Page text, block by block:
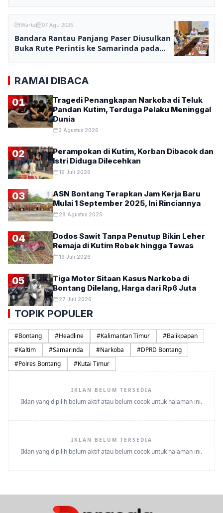
Warta 07 Agu 2026
Bandara Rantau Panjang Paser Diusulkan
Buka Rute Perintis ke Samarinda pada
RAMAI DIBACA
01
Tragedi Penangkapan Narkoba di Teluk
Pandan Kutim, Terduga Pelaku Meninggal
Dunia
3 Agustus 2026
02
Perampokan di Kutim, Korban Dibacok dan
Istri Diduga Dilecehkan
19 Juli 2026
03
ASN Bontang Terapkan Jam Kerja Baru
Mulai 1 September 2025, Ini Rinciannya
28 Agustus 2025
04
Dodos Sawit Tanpa Penutup Bikin Leher
Remaja di Kutim Robek hingga Tewas
19 Juli 2026
05
Tiga Motor Sitaan Kasus Narkoba di
Bontang Dilelang, Harga dari Rp6 Juta
27 Juli 2026
TOPIK POPULER
#Bontang #Headline #Kalimantan Timur #Balikpapan
#Kaltim #Samarinda #Narkoba #DPRD Bontang
#Polres Bontang #Kutai Timur
IKLAN BELUM TERSEDIA
Iklan yang dipilih belum aktif atau belum cocok untuk halaman ini.
IKLAN BELUM TERSEDIA
Iklan yang dipilih belum aktif atau belum cocok untuk halaman ini.